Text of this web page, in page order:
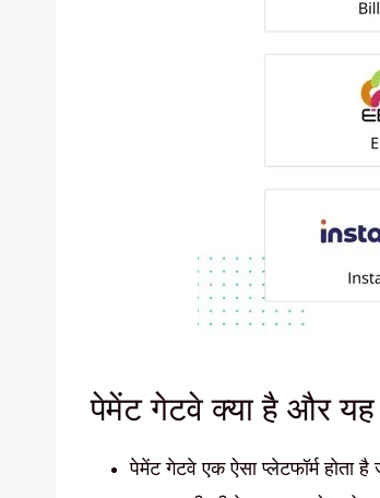
पेमेंट गेटवे क्या है और
पेमेंट गेटवे एक ऐसा प्लेटफॉर्म होता